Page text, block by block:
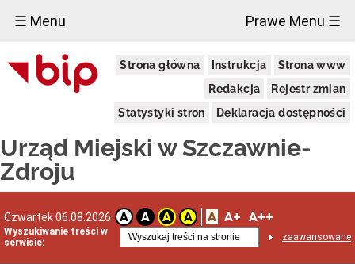
☰ Menu Prawe Menu ☰
Strona główna Instrukcja
Strona www
Redakcja
Rejestr zmian
Statystyki stron
Deklaracja dostępności
Urząd Miejski w Szczawnie-
Zdroju
Czwartek 06.08.2026 A A A A A A+ A++
Wyszukiwanie treści w
serwisie:
zaawansowane
Urząd
Miejski
Aktualności
Dni
i
godziny
otwarcia
telefonów
Kierownictwo
×